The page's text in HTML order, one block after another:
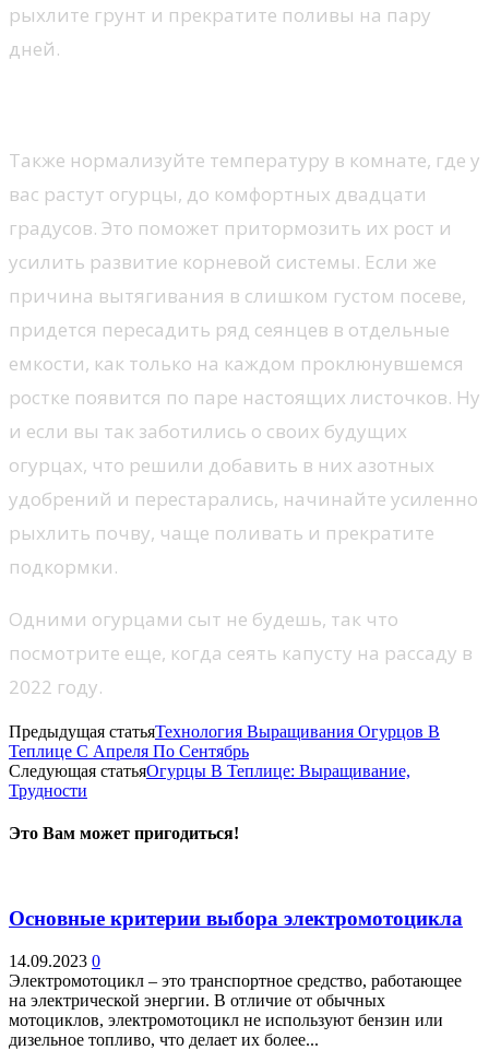
рыхлите грунт и прекратите поливы на пару
дней.
Также нормализуйте температуру в комнате, где у
вас растут огурцы, до комфортных двадцати
градусов. Это поможет притормозить их рост и
усилить развитие корневой системы. Если же
причина вытягивания в слишком густом посеве,
придется пересадить ряд сеянцев в отдельные
емкости, как только на каждом проклюнувшемся
ростке появится по паре настоящих листочков. Ну
и если вы так заботились о своих будущих
огурцах, что решили добавить в них азотных
удобрений и перестарались, начинайте усиленно
рыхлить почву, чаще поливать и прекратите
подкормки.
Одними огурцами сыт не будешь, так что
посмотрите еще, когда сеять капусту на рассаду в
2022 году.
Предыдущая статьяТехнология Выращивания Огурцов В
Теплице С Апреля По Сентябрь
Следующая статьяОгурцы В Теплице: Выращивание,
Трудности
Это Вам может пригодиться!
Основные критерии выбора электромотоцикла
14.09.2023 0
Электромотоцикл – это транспортное средство, работающее
на электрической энергии. В отличие от обычных
мотоциклов, электромотоцикл не используют бензин или
дизельное топливо, что делает их более...